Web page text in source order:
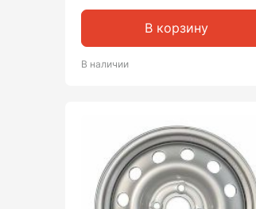
В корзину
В наличии